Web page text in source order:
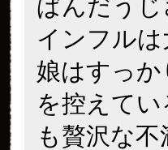
ぱんだう
インフル
娘はすっ
を控えて
も贅沢な不